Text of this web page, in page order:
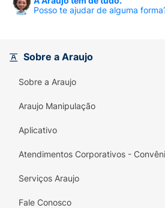
estilo de vida equilibrado,
golada!
Ingredientes :
Água gaseificada, extrato de
acidulante ácido fosfórico,
ciclamato de sódio (27mg),
potássio (15mg) e aspartame
100ml, conservador benzoato
Posso te ajudar de alguma
Sobre a Araujo
Sobre a Araujo
Araujo Manipulação
Aplicativo
Atendimentos Corporativos -
Serviços Araujo
Fale Conosco